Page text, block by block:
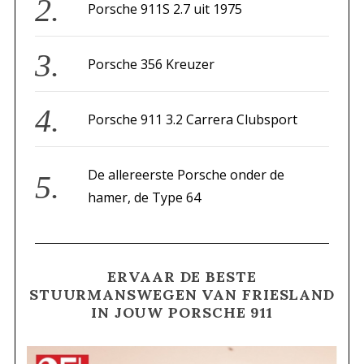
:
Porsche 911S 2.7 uit 1975
Porsche 356 Kreuzer
Porsche 911 3.2 Carrera Clubsport
De allereerste Porsche onder de
hamer, de Type 64
ERVAAR DE BESTE
STUURMANSWEGEN VAN FRIESLAND
IN JOUW PORSCHE 911